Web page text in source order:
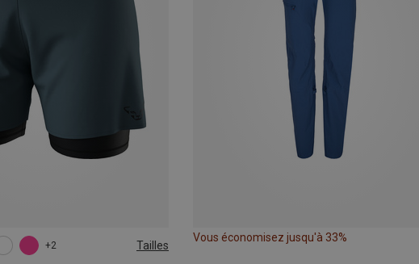
+2 Tailles
XL
Vous économisez jusqu'à 33%